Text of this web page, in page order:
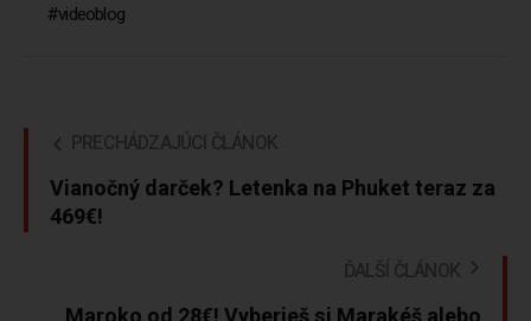
videoblog
PRECHÁDZAJÚCI ČLÁNOK
Vianočný darček? Letenka na Phuket teraz za
469€!
ĎALŠÍ ČLÁNOK